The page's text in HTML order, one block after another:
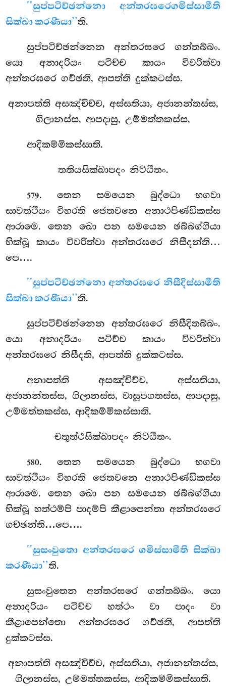
‘‘සුප්පටිච්ඡන්නො අන්තරඝරෙගමිස්සාමීති
සික්ඛා කරණීයා’’ති.
සුප්පටිච්ඡන්නෙන අන්තරඝරෙ ගන්තබ්බං.
යො අනාදරියං පටිච්ච කායං විවරිත්වා
අන්තරඝරෙ ගච්ඡති, ආපත්ති දුක්කටස්ස.
අනාපත්ති අසඤ්චිච්ච, අස්සතියා, අජානන්තස්ස,
ගිලානස්ස, ආපදාසු, උම්මත්තකස්ස,
ආදිකම්මිකස්සාති.
තතියසික්ඛාපදං නිට්ඨිතං.
579. තෙන සමයෙන බුද්ධො භගවා
සාවත්ථියං විහරති ජෙතවනෙ අනාථපිණ්ඩිකස්ස
ආරාමෙ. තෙන ඛො පන සමයෙන ඡබ්බග්ගියා
භික්ඛූ කායං විවරිත්වා අන්තරඝරෙ නිසීදන්ති…
පෙ….
‘‘සුප්පටිච්ඡන්නො අන්තරඝරෙ නිසීදිස්සාමීති
සික්ඛා කරණීයා’’ති.
සුප්පටිච්ඡන්නෙන අන්තරඝරෙ නිසීදිතබ්බං.
යො අනාදරියං පටිච්ච කායං විවරිත්වා
අන්තරඝරෙ නිසීදති, ආපත්ති දුක්කටස්ස.
අනාපත්ති අසඤ්චිච්ච, අස්සතියා,
අජානන්තස්ස, ගිලානස්ස, වාසූපගතස්ස, ආපදාසු,
උම්මත්තකස්ස, ආදිකම්මිකස්සාති.
චතුත්ථසික්ඛාපදං නිට්ඨිතං.
580. තෙන සමයෙන බුද්ධො භගවා
සාවත්ථියං විහරති ජෙතවනෙ අනාථපිණ්ඩිකස්ස
ආරාමෙ. තෙන ඛො පන සමයෙන ඡබ්බග්ගියා
භික්ඛූ හත්ථම්පි පාදම්පි කීළාපෙන්තා අන්තරඝරෙ
ගච්ඡන්ති…පෙ….
‘‘සුසංවුතො අන්තරඝරෙ ගමිස්සාමීති සික්ඛා
කරණීයා’’ති.
සුසංවුතෙන අන්තරඝරෙ ගන්තබ්බං. යො
අනාදරියං පටිච්ච හත්ථං වා පාදං වා
කීළාපෙන්තො අන්තරඝරෙ ගච්ඡති, ආපත්ති
දුක්කටස්ස.
අනාපත්ති අසඤ්චිච්ච, අස්සතියා, අජානන්තස්ස,
ගිලානස්ස, උම්මත්තකස්ස, ආදිකම්මිකස්සාති.